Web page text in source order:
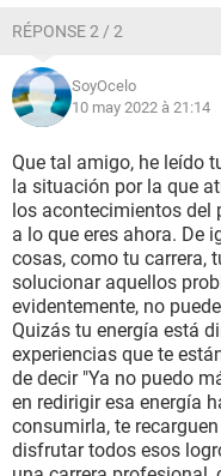
RÉPONSE 2 / 2
SoyOcelo
10 may 2022 à 21:14
Que tal amigo, he leído
la situación por la que
los acontecimientos del
a lo que eres ahora. De
cosas, como tu carrera,
solucionar aquellos
evidentemente, no
Quizás tu energía está
experiencias que te
de decir "Ya no puedo
en redirigir esa energía
consumirla, te
disfrutar todos esos